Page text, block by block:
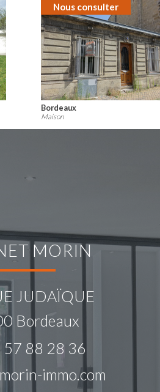
Nous consulter
Bordeaux
Maison
MORIN
JUDAÏQUE
Bordeaux
57 88 28 36
immo.com